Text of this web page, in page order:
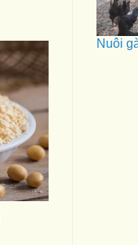
Nuôi